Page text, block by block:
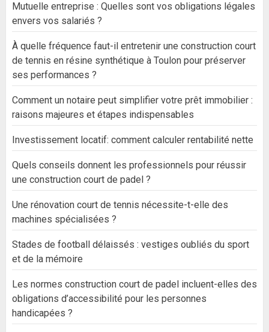
Mutuelle entreprise : Quelles sont vos obligations légales
envers vos salariés ?
À quelle fréquence faut-il entretenir une construction court
de tennis en résine synthétique à Toulon pour préserver
ses performances ?
Comment un notaire peut simplifier votre prêt immobilier :
raisons majeures et étapes indispensables
Investissement locatif: comment calculer rentabilité nette
Quels conseils donnent les professionnels pour réussir
une construction court de padel ?
Une rénovation court de tennis nécessite-t-elle des
machines spécialisées ?
Stades de football délaissés : vestiges oubliés du sport
et de la mémoire
Les normes construction court de padel incluent-elles des
obligations d’accessibilité pour les personnes
handicapées ?